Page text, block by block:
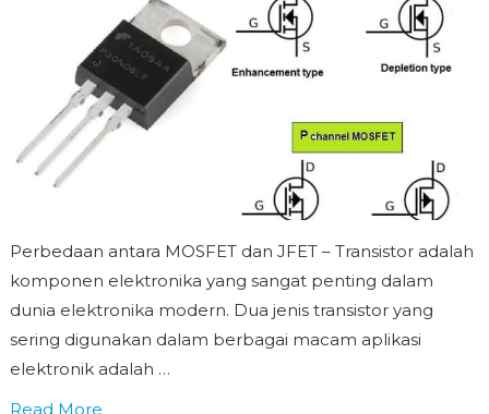
Perbedaan antara MOSFET dan JFET – Transistor adalah
komponen elektronika yang sangat penting dalam
dunia elektronika modern. Dua jenis transistor yang
sering digunakan dalam berbagai macam aplikasi
elektronik adalah …
Read More